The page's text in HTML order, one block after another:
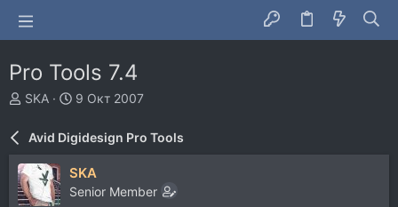
Pro Tools 7.4
А
р
т
е
SKA
Д
т
а
н
а
ч
9 Окт 2007
Avid Digidesign Pro Tools
SKA
Senior Member